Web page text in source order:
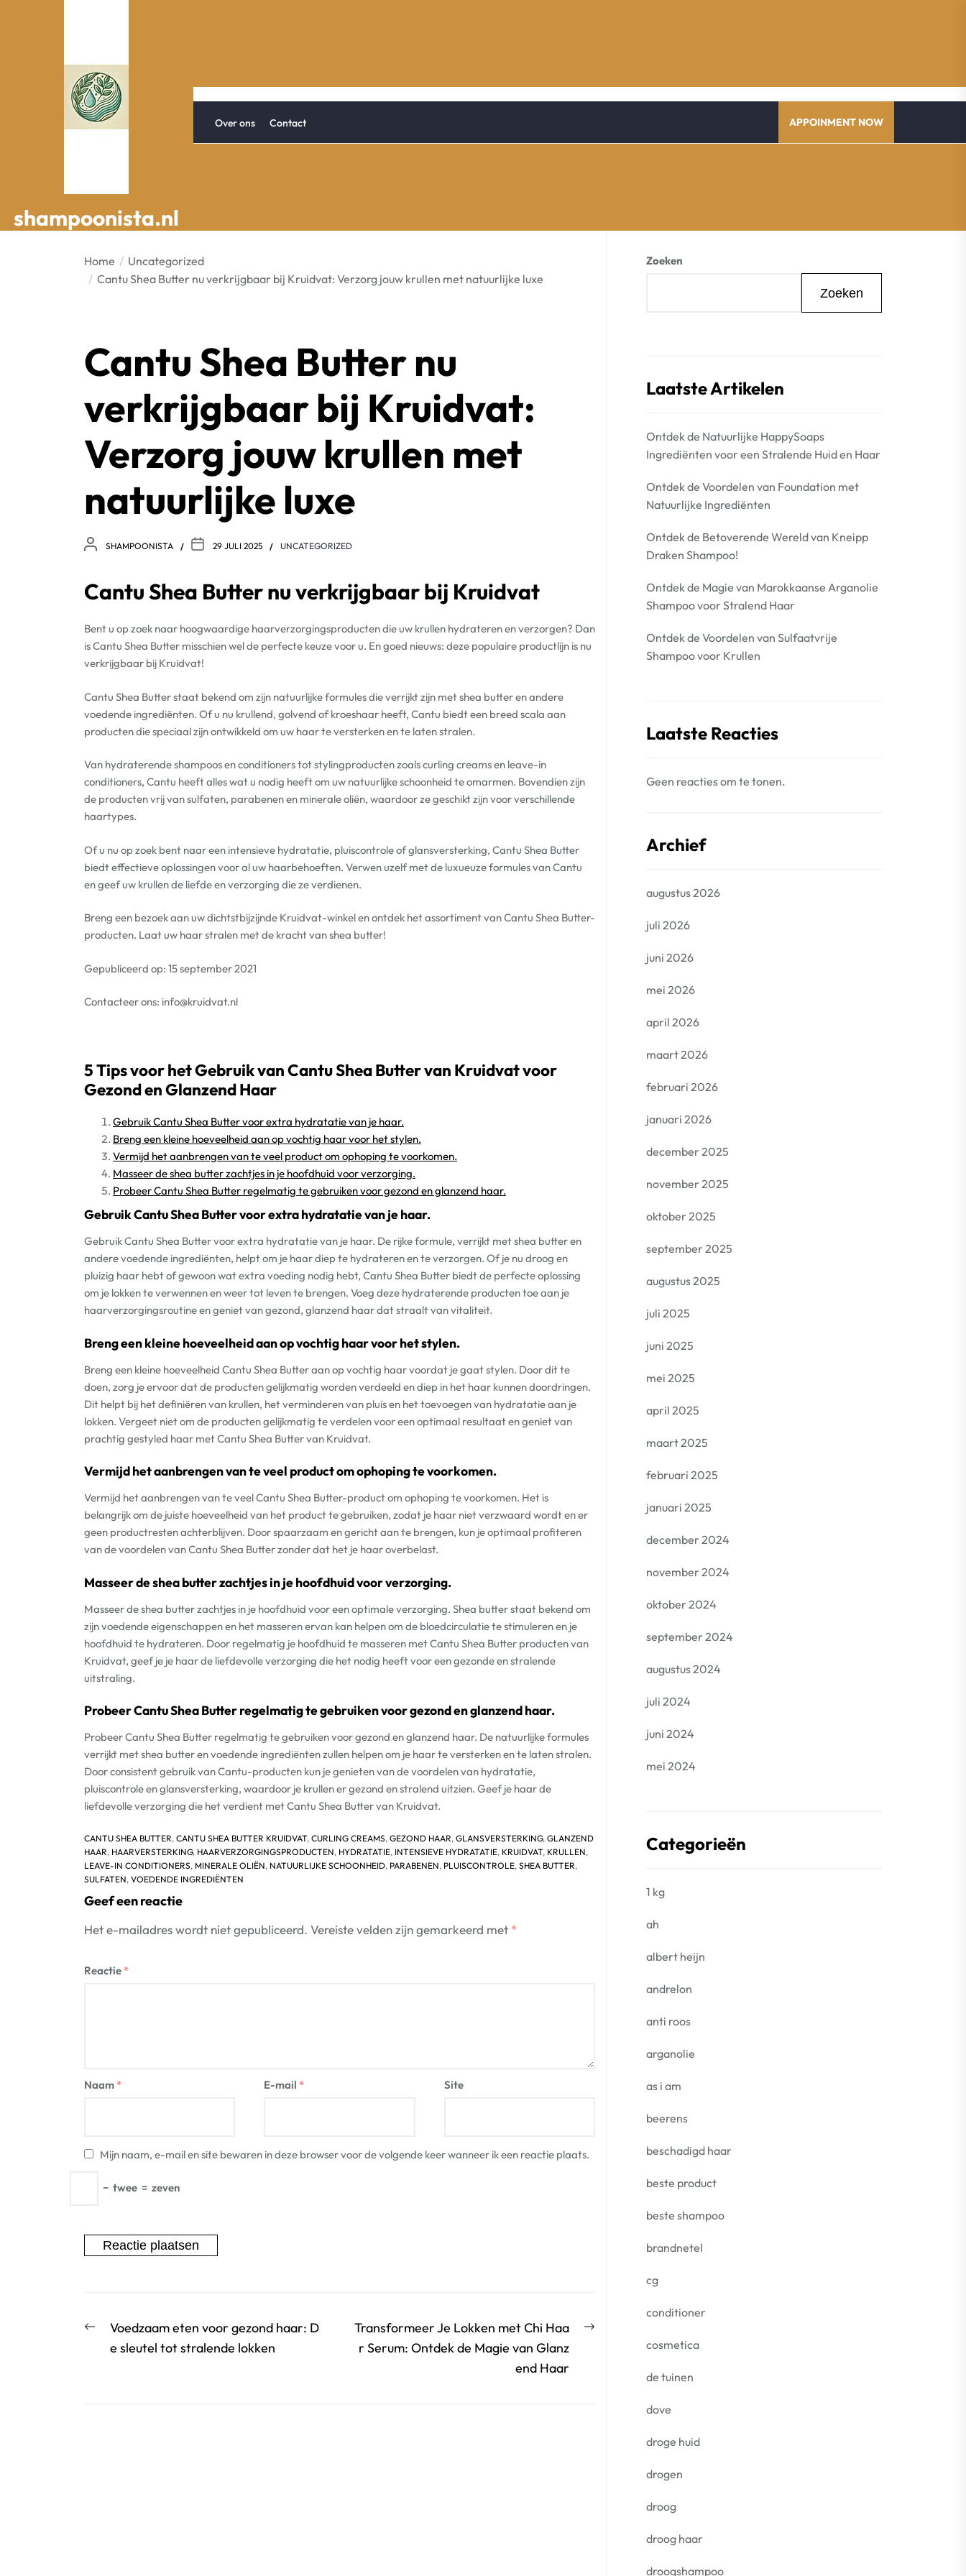
shampoonista.nl
shampoonista.nl
Over ons Contact APPOINMENT NOW
Home
Uncategorized
Cantu Shea Butter nu verkrijgbaar bij Kruidvat: Verzorg jouw krullen met natuurlijke luxe
Cantu Shea Butter nu
verkrijgbaar bij Kruidvat:
Verzorg jouw krullen met
natuurlijke luxe
SHAMPOONISTA 29 JULI 2025 UNCATEGORIZED
Cantu Shea Butter nu verkrijgbaar bij Kruidvat
Bent u op zoek naar hoogwaardige haarverzorgingsproducten die uw krullen hydrateren en verzorgen? Dan
is Cantu Shea Butter misschien wel de perfecte keuze voor u. En goed nieuws: deze populaire productlijn is nu
verkrijgbaar bij Kruidvat!
Cantu Shea Butter staat bekend om zijn natuurlijke formules die verrijkt zijn met shea butter en andere
voedende ingrediënten. Of u nu krullend, golvend of kroeshaar heeft, Cantu biedt een breed scala aan
producten die speciaal zijn ontwikkeld om uw haar te versterken en te laten stralen.
Van hydraterende shampoos en conditioners tot stylingproducten zoals curling creams en leave-in
conditioners, Cantu heeft alles wat u nodig heeft om uw natuurlijke schoonheid te omarmen. Bovendien zijn
de producten vrij van sulfaten, parabenen en minerale oliën, waardoor ze geschikt zijn voor verschillende
haartypes.
Of u nu op zoek bent naar een intensieve hydratatie, pluiscontrole of glansversterking, Cantu Shea Butter
biedt effectieve oplossingen voor al uw haarbehoeften. Verwen uzelf met de luxueuze formules van Cantu
en geef uw krullen de liefde en verzorging die ze verdienen.
Breng een bezoek aan uw dichtstbijzijnde Kruidvat-winkel en ontdek het assortiment van Cantu Shea Butter-
producten. Laat uw haar stralen met de kracht van shea butter!
Gepubliceerd op: 15 september 2021
Contacteer ons: info@kruidvat.nl
5 Tips voor het Gebruik van Cantu Shea Butter van Kruidvat voor
Gezond en Glanzend Haar
Gebruik Cantu Shea Butter voor extra hydratatie van je haar.
Breng een kleine hoeveelheid aan op vochtig haar voor het stylen.
Vermijd het aanbrengen van te veel product om ophoping te voorkomen.
Masseer de shea butter zachtjes in je hoofdhuid voor verzorging.
Probeer Cantu Shea Butter regelmatig te gebruiken voor gezond en glanzend haar.
Gebruik Cantu Shea Butter voor extra hydratatie van je haar.
Gebruik Cantu Shea Butter voor extra hydratatie van je haar. De rijke formule, verrijkt met shea butter en
andere voedende ingrediënten, helpt om je haar diep te hydrateren en te verzorgen. Of je nu droog en
pluizig haar hebt of gewoon wat extra voeding nodig hebt, Cantu Shea Butter biedt de perfecte oplossing
om je lokken te verwennen en weer tot leven te brengen. Voeg deze hydraterende producten toe aan je
haarverzorgingsroutine en geniet van gezond, glanzend haar dat straalt van vitaliteit.
Breng een kleine hoeveelheid aan op vochtig haar voor het stylen.
Breng een kleine hoeveelheid Cantu Shea Butter aan op vochtig haar voordat je gaat stylen. Door dit te
doen, zorg je ervoor dat de producten gelijkmatig worden verdeeld en diep in het haar kunnen doordringen.
Dit helpt bij het definiëren van krullen, het verminderen van pluis en het toevoegen van hydratatie aan je
lokken. Vergeet niet om de producten gelijkmatig te verdelen voor een optimaal resultaat en geniet van
prachtig gestyled haar met Cantu Shea Butter van Kruidvat.
Vermijd het aanbrengen van te veel product om ophoping te voorkomen.
Vermijd het aanbrengen van te veel Cantu Shea Butter-product om ophoping te voorkomen. Het is
belangrijk om de juiste hoeveelheid van het product te gebruiken, zodat je haar niet verzwaard wordt en er
geen productresten achterblijven. Door spaarzaam en gericht aan te brengen, kun je optimaal profiteren
van de voordelen van Cantu Shea Butter zonder dat het je haar overbelast.
Masseer de shea butter zachtjes in je hoofdhuid voor verzorging.
Masseer de shea butter zachtjes in je hoofdhuid voor een optimale verzorging. Shea butter staat bekend om
zijn voedende eigenschappen en het masseren ervan kan helpen om de bloedcirculatie te stimuleren en je
hoofdhuid te hydrateren. Door regelmatig je hoofdhuid te masseren met Cantu Shea Butter producten van
Kruidvat, geef je je haar de liefdevolle verzorging die het nodig heeft voor een gezonde en stralende
uitstraling.
Probeer Cantu Shea Butter regelmatig te gebruiken voor gezond en glanzend haar.
Probeer Cantu Shea Butter regelmatig te gebruiken voor gezond en glanzend haar. De natuurlijke formules
verrijkt met shea butter en voedende ingrediënten zullen helpen om je haar te versterken en te laten stralen.
Door consistent gebruik van Cantu-producten kun je genieten van de voordelen van hydratatie,
pluiscontrole en glansversterking, waardoor je krullen er gezond en stralend uitzien. Geef je haar de
liefdevolle verzorging die het verdient met Cantu Shea Butter van Kruidvat.
CANTU SHEA BUTTER, CANTU SHEA BUTTER KRUIDVAT, CURLING CREAMS, GEZOND HAAR, GLANSVERSTERKING, GLANZEND
HAAR, HAARVERSTERKING, HAARVERZORGINGSPRODUCTEN, HYDRATATIE, INTENSIEVE HYDRATATIE, KRUIDVAT, KRULLEN,
LEAVE-IN CONDITIONERS, MINERALE OLIËN, NATUURLIJKE SCHOONHEID, PARABENEN, PLUISCONTROLE, SHEA BUTTER,
SULFATEN, VOEDENDE INGREDIËNTEN
Geef een reactie
Het e-mailadres wordt niet gepubliceerd. Vereiste velden zijn gemarkeerd met *
Reactie *
Naam * E-mail * Site
Mijn naam, e-mail en site bewaren in deze browser voor de volgende keer wanneer ik een reactie plaats.
− twee = zeven
Berichtnavigatie
Vorige
bericht:
Voedzaam eten voor gezond haar: D
e sleutel tot stralende lokken
Volgende
Transformeer Je Lokken met Chi Haa
r Serum: Ontdek de Magie van Glanz
end Haar
Zoeken
Zoeken
Laatste Artikelen
Ontdek de Natuurlijke HappySoaps
Ingrediënten voor een Stralende Huid en Haar
Ontdek de Voordelen van Foundation met
Natuurlijke Ingrediënten
Ontdek de Betoverende Wereld van Kneipp
Draken Shampoo!
Ontdek de Magie van Marokkaanse Arganolie
Shampoo voor Stralend Haar
Ontdek de Voordelen van Sulfaatvrije
Shampoo voor Krullen
Laatste Reacties
Geen reacties om te tonen.
Archief
augustus 2026
juli 2026
juni 2026
mei 2026
april 2026
maart 2026
februari 2026
januari 2026
december 2025
november 2025
oktober 2025
september 2025
augustus 2025
juli 2025
juni 2025
mei 2025
april 2025
maart 2025
februari 2025
januari 2025
december 2024
november 2024
oktober 2024
september 2024
augustus 2024
juli 2024
juni 2024
mei 2024
Categorieën
1 kg
ah
albert heijn
andrelon
anti roos
arganolie
as i am
beerens
beschadigd haar
beste product
beste shampoo
brandnetel
cg
conditioner
cosmetica
de tuinen
dove
droge huid
drogen
droog
droog haar
droogshampoo